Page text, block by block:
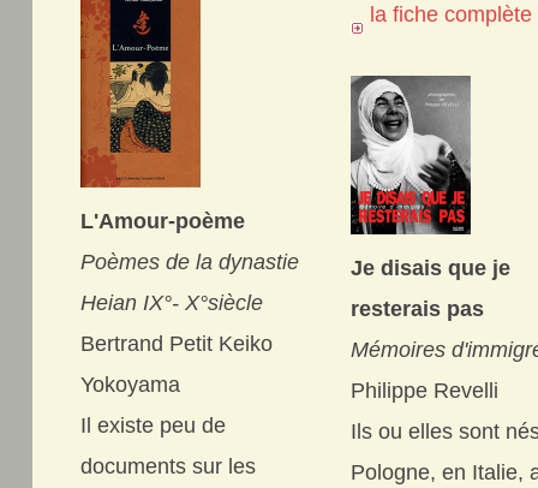
L'Amour-poème
Poèmes de la dynastie
Heian IX°- X°siècle
Bertrand Petit Keiko
Yokoyama
Il existe peu de
documents sur les
la fiche complète
Je disais que je
resterais pas
Mémoires
Philippe Revelli
Ils ou elles sont
Pologne, en Italie,